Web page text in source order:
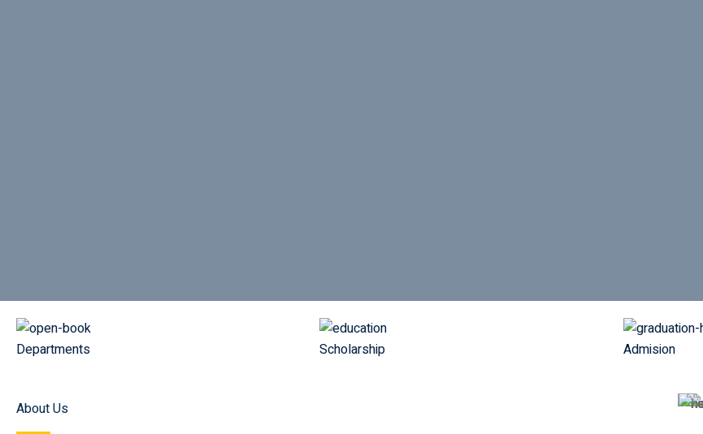
Departments Scholarship Admision
About Us